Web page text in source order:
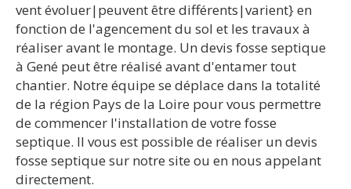
vent évoluer|peuvent être différents|varient} en
fonction de l'agencement du sol et les travaux à
réaliser avant le montage. Un devis fosse septique
à Gené peut être réalisé avant d'entamer tout
chantier. Notre équipe se déplace dans la totalité
de la région Pays de la Loire pour vous permettre
de commencer l'installation de votre fosse
septique. Il vous est possible de réaliser un devis
fosse septique sur notre site ou en nous appelant
directement.